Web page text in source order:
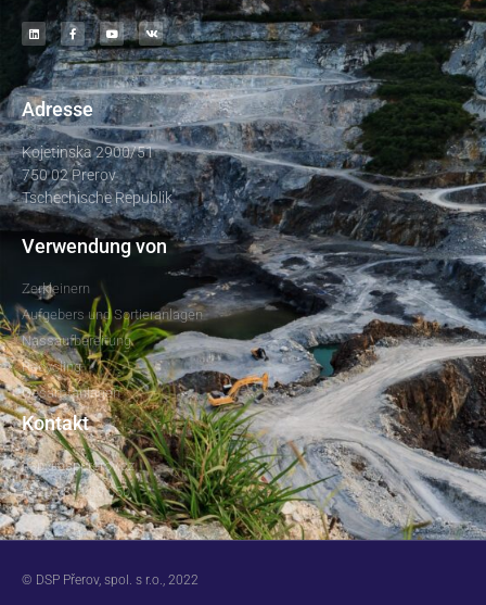
Adresse
Kojetinska 2900/51
750 02 Prerov
Tschechische Republik
Verwendung von
Zerkleinern
Aufgebers und Sortieranlagen
Nassaufbereitung
Recycling
Gesamtanlagen
Kontakt
dsp@dspprerov.cz
+420 581 209 050
© DSP Přerov, spol. s r.o., 2022